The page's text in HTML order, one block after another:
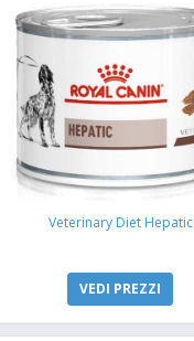
Veterinary Diet Hepatic
VEDI PREZZI